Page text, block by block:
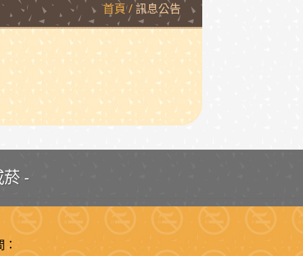
首頁 訊息公告
-